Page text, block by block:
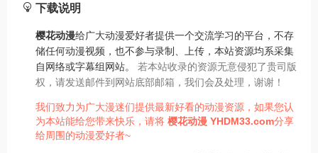
下载说明
樱花动漫给广大动漫爱好者提供一个交流学习的平台，不存
储任何动漫视频，也不参与录制、上传，本站资源均系采集
自网络或字幕组网站。 若本站收录的资源无意侵犯了贵司版
权，请发送邮件到网站底部邮箱，我们会及处理，谢谢！
我们致力为广大漫迷们提供最新好看的动漫资源，如果您认
为本站能给您带来快乐，请将 樱花动漫 YHDM33.com分享
给周围的动漫爱好者~